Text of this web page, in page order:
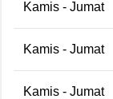
Kamis - Jumat
Kamis - Jumat
Kamis - Jumat